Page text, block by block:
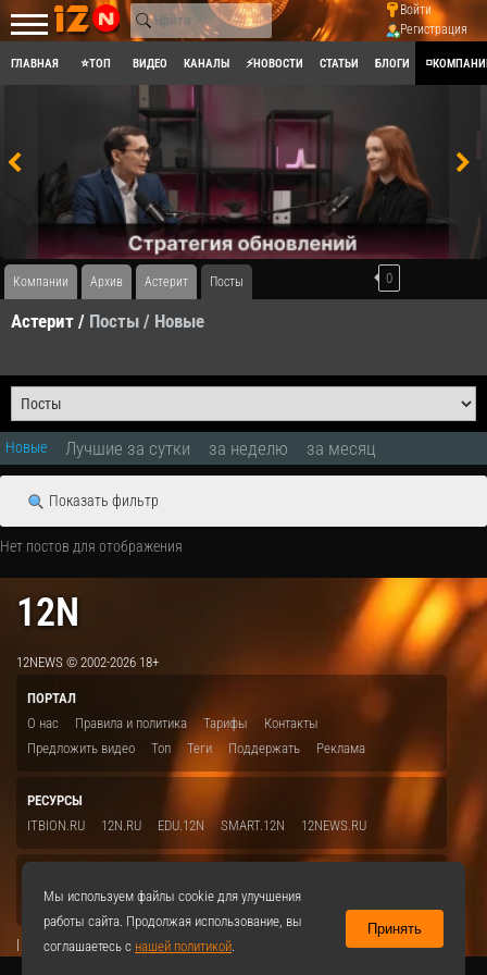
Войти
Регистрация
ГЛАВНАЯ ⭐ТОП ВИДЕО КАНАЛЫ ⚡НОВОСТИ СТАТЬИ БЛОГИ
Компании Архив Астерит Посты
Астерит / Посты / Новые
0
Новые Лучшие за сутки за неделю за месяц
Показать фильтр
Нет постов для отображения
12N
12NEWS © 2002-2026 18+
ПОРТАЛ
О нас
Правила и политика Тарифы
Контакты
Предложить видео
Топ Теги Поддержать Реклама
РЕСУРСЫ
ITBION.RU
12N.RU EDU.12N SMART.12N 12NEWS.RU
VKontakte
|
Мы используем файлы cookie для улучшения
работы сайта. Продолжая использование, вы
соглашаетесь с нашей политикой.
Принять